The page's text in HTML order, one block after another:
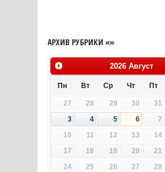
АРХИВ РУБРИКИ «»
2026 Август
Пн Вт Ср Чт Пт
27 28 29 30 31
3
4 5 6 7
10
11 12 13 14
17
18 19 20 21
24
25 26 27 28